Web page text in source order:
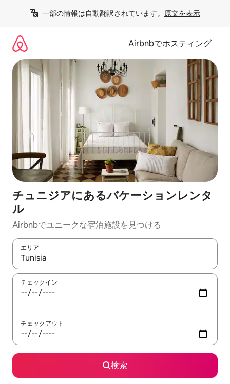
一部の情報は自動翻訳されています。 原文を表示
Airbnbでホスティング
チュニジアにあるバケーションレンタ
ル
Airbnbでユニークな宿泊施設を見つける
エリア
検索結果が表示されたら、上下の矢印キーを使って移動するか
チェックイン
チェックアウト
検索